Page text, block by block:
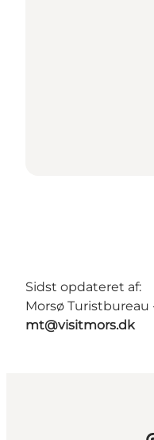
Sidst opdateret af:
Morsø
mt@visitmors.dk